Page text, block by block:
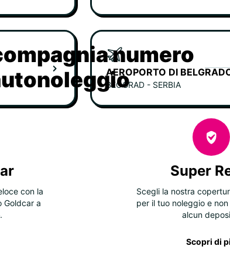
AEROPORTO DI
BEOGRAD - SERBIA
numero
con la
Goldcar a
Super
Scegli la nostra
per il tuo noleggio e
alcun
Scopri di